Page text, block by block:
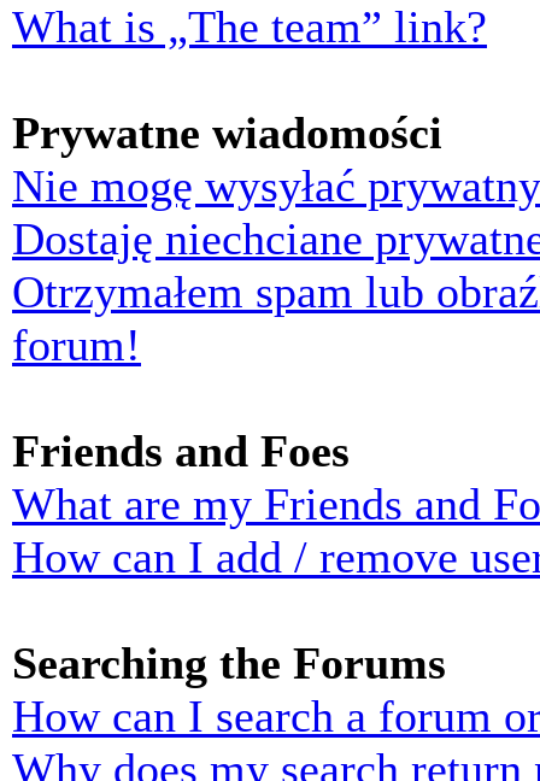
What is „The team” link?
Prywatne wiadomości
Nie mogę wysyłać
Dostaję niechciane
Otrzymałem spam lub
forum!
Friends and Foes
What are my Friends and
How can I add / remove
Searching the Forums
How can I search a forum
Why does my search return